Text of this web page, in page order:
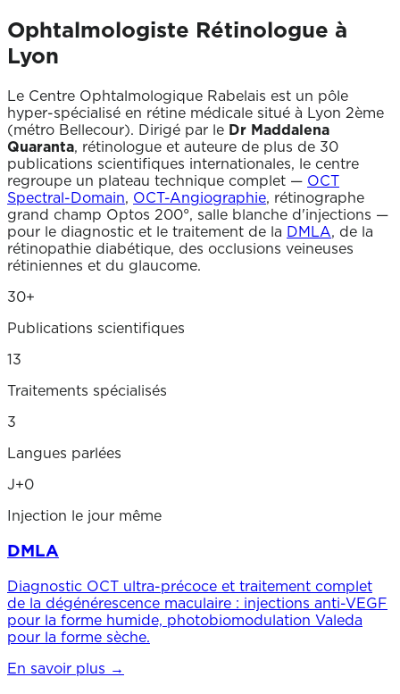
Ophtalmologiste Rétinologue à
Lyon
Le Centre Ophtalmologique Rabelais est un pôle
hyper-spécialisé en rétine médicale situé à Lyon 2ème
(métro Bellecour). Dirigé par le Dr Maddalena
Quaranta, rétinologue et auteure de plus de 30
publications scientifiques internationales, le centre
regroupe un plateau technique complet — OCT
Spectral-Domain, OCT-Angiographie, rétinographe
grand champ Optos 200°, salle blanche d'injections —
pour le diagnostic et le traitement de la DMLA, de la
rétinopathie diabétique, des occlusions veineuses
rétiniennes et du glaucome.
30+
Publications scientifiques
13
Traitements spécialisés
3
Langues parlées
J+0
Injection le jour même
DMLA
Diagnostic OCT ultra-précoce et traitement complet
de la dégénérescence maculaire : injections anti-VEGF
pour la forme humide, photobiomodulation Valeda
pour la forme sèche.
En savoir plus →